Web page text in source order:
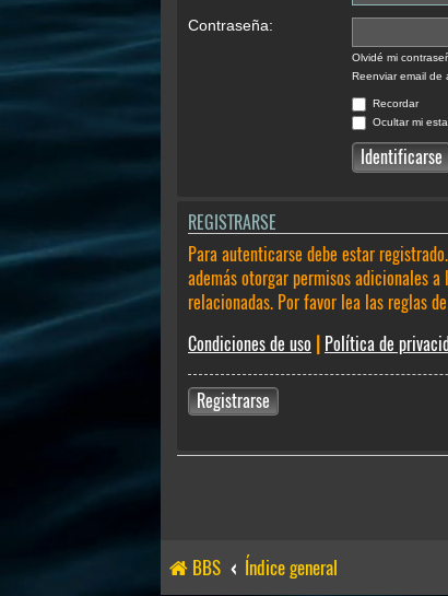
Contraseña:
Olvidé mi
Reenviar email de
Recordar
Ocultar mi
REGISTRARSE
Para autenticarse debe estar
además otorgar permisos adicionales
relacionadas. Por favor lea las reglas
Condiciones de uso
Política de
Registrarse
BBS Índice general